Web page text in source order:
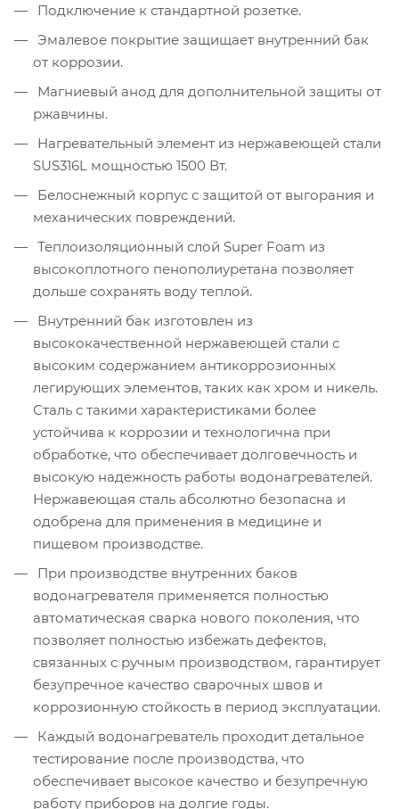
Подключение к стандартной розетке.
Эмалевое покрытие защищает внутренний бак
от коррозии.
Магниевый анод для дополнительной защиты от
ржавчины.
Нагревательный элемент из нержавеющей стали
SUS316L мощностью 1500 Вт.
Белоснежный корпус с защитой от выгорания и
механических повреждений.
Теплоизоляционный слой Super Foam из
высокоплотного пенополиуретана позволяет
дольше сохранять воду теплой.
Внутренний бак изготовлен из
высококачественной нержавеющей стали с
высоким содержанием антикоррозионных
легирующих элементов, таких как хром и никель.
Сталь с такими характеристиками более
устойчива к коррозии и технологична при
обработке, что обеспечивает долговечность и
высокую надежность работы водонагревателей.
Нержавеющая сталь абсолютно безопасна и
одобрена для применения в медицине и
пищевом производстве.
При производстве внутренних баков
водонагревателя применяется полностью
автоматическая сварка нового поколения, что
позволяет полностью избежать дефектов,
связанных с ручным производством, гарантирует
безупречное качество сварочных швов и
коррозионную стойкость в период эксплуатации.
Каждый водонагреватель проходит детальное
тестирование после производства, что
обеспечивает высокое качество и безупречную
работу приборов на долгие годы.